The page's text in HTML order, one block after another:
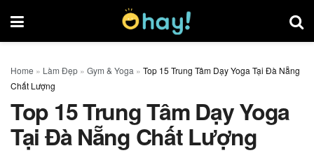
Home » Làm Đẹp » Gym & Yoga » Top 15 Trung Tâm Dạy Yoga Tại Đà Nẵng
Chất Lượng
Top 15 Trung Tâm Dạy Yoga
Tại Đà Nẵng Chất Lượng